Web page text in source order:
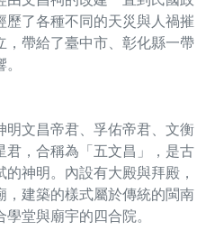
歷了各種不同的天災與人禍摧
帶給了臺中市、彰化縣一帶
明文昌帝君、孚佑帝君、文衡
君，合稱為「五文昌」，是古
神明。內設有大殿與拜殿，
，建築的樣式屬於傳統的閩南
堂與廟宇的四合院。